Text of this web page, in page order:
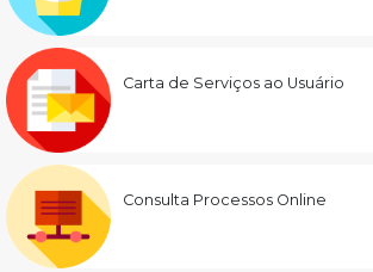
Carta de Serviços ao Usuário
Consulta Processos Online